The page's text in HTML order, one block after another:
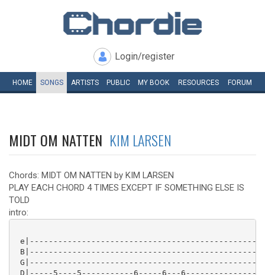
Login/register
HOME SONGS ARTISTS PUBLIC MY BOOK RESOURCES FORUM
MIDT OM NATTEN KIM LARSEN
Chords: MIDT OM NATTEN by KIM LARSEN
PLAY EACH CHORD 4 TIMES EXCEPT IF SOMETHING ELSE IS
TOLD
intro:
D|-----5----5-----------6-----6---